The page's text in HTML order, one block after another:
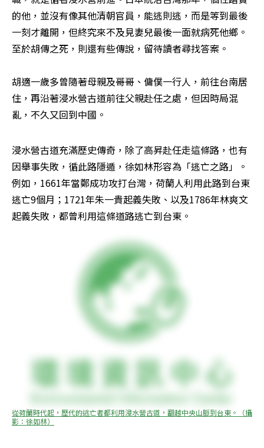
的他，並沒有像其他清朝官員，能逃則逃，而是等到最後
一刻才離開，但終究來不及見妻兒最後一面就病死他鄉。
至於胡傳之死，則還有些傳說，留待讀者尋找答案。
胡適一歲多曾隨著母親及哥哥、傭僕一行人，前往台南居
住，再沿著浸水營古道前往父親赴任之處，但因時局混
亂，不久又回到中國。
浸水營古道充滿歷史傳奇，除了高昇赴任走這條路，也有
因舉事失敗，循此路隱遁，徐如林形容為「逃亡之路」。
例如，1661年當鄭成功攻打台灣，荷蘭人利用此路到台東
逃亡9個月；1721年朱一貴起義失敗、以及1786年林爽文
起義失敗，都曾利用這條道路逃亡到台東。
從荷蘭時代起，歷代的逃亡者都利用浸水營古道，翻越中央山脈到台東。（攝
影：徐如林）